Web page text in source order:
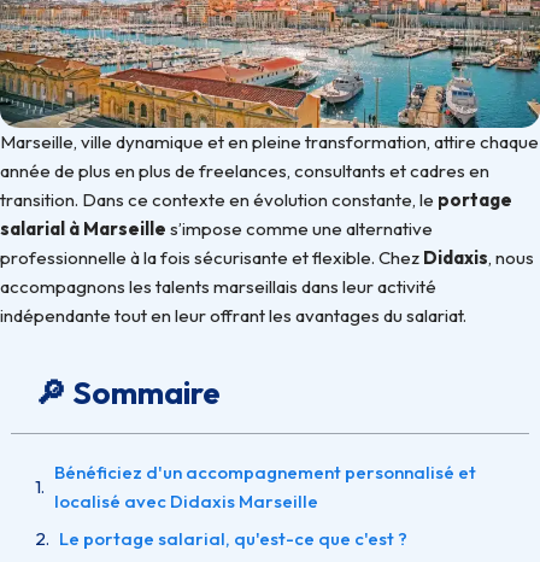
Marseille, ville dynamique et en pleine transformation, attire chaque
année de plus en plus de freelances, consultants et cadres en
transition. Dans ce contexte en évolution constante, le portage
salarial à Marseille s’impose comme une alternative
professionnelle à la fois sécurisante et flexible. Chez Didaxis, nous
accompagnons les talents marseillais dans leur activité
indépendante tout en leur offrant les avantages du salariat.
🔎 Sommaire
Bénéficiez d'un accompagnement personnalisé et
localisé avec Didaxis Marseille
Le portage salarial, qu'est-ce que c'est ?